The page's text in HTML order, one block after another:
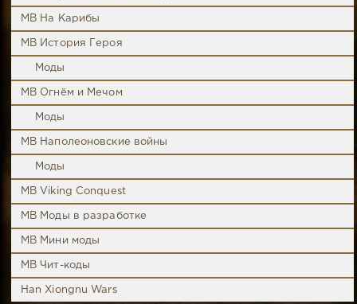
MB На Карибы
MB История Героя
Моды
MB Огнём и Мечом
Моды
MB Наполеоновские войны
Моды
MB Viking Conquest
MB Моды в разработке
MB Мини моды
MB Чит-коды
Han Xiongnu Wars